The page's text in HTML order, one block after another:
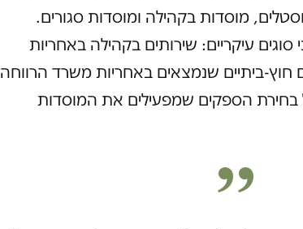
מוסדות בקהילה ומוסדות סגורים.
סוגים עיקריים: שירותים בקהילה באחריות
חוץ-ביתיים שנמצאים באחריות משרד הרווחה
בחירת הספקים שמפעילים את המוסדות